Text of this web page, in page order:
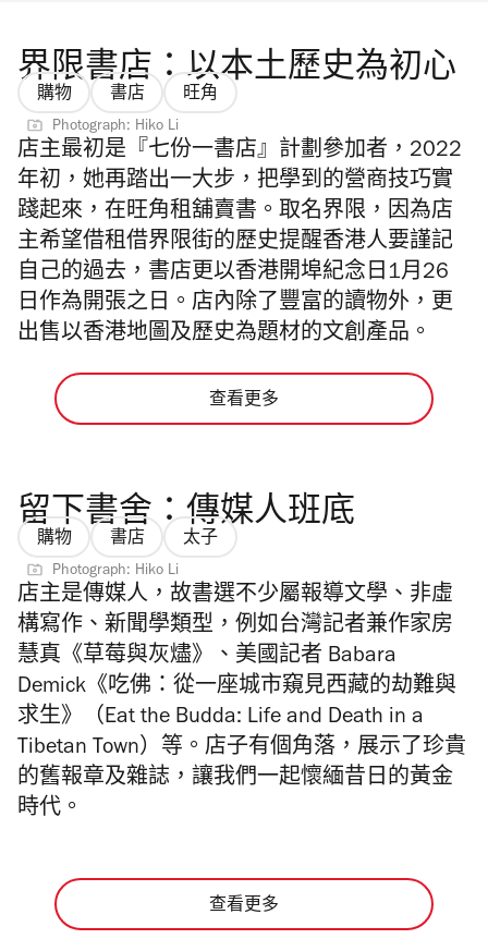
界限書店：以本土歷史為初心
購物 書店 旺角
Photograph: Hiko Li
店主最初是『七份一書店』計劃參加者，2022
年初，她再踏出一大步，把學到的營商技巧實
踐起來，在旺角租舖賣書。取名界限，因為店
主希望借租借界限街的歷史提醒香港人要謹記
自己的過去，書店更以香港開埠紀念日1月26
日作為開張之日。店內除了豐富的讀物外，更
出售以香港地圖及歷史為題材的文創產品。
查看更多
留下書舍：傳媒人班底
購物 書店 太子
Photograph: Hiko Li
店主是傳媒人，故書選不少屬報導文學、非虛
構寫作、新聞學類型，例如台灣記者兼作家房
慧真《草莓與灰燼》、美國記者 Babara
Demick 《吃佛：從一座城市窺見西藏的劫難與
求生》（Eat the Budda: Life and Death in a
Tibetan Town） 等。店子有個角落，展示了珍貴
的舊報章及雜誌，讓我們一起懷緬昔日的黃金
時代。
查看更多